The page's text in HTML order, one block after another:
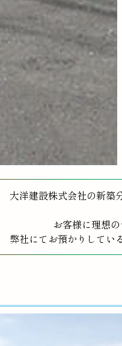
大洋建設株式会社の新築
お客様に理想
弊社にてお預かりしてい